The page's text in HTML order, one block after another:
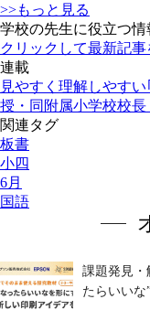
>>もっと見る
学校の先生に役立つ情
クリックして最新記事
連載
見やすく理解しやす
授・同附属小学校校
関連タグ
板書
小四
6月
国語
課題発見・
たらいいな